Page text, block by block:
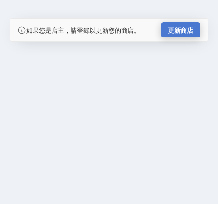
如果您是店主，請登錄以更新您的商店。 更新商店